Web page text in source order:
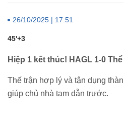
26/10/2025 | 17:51
45'+3
Hiệp 1 kết thúc! HAGL 1-0
Thế trận hợp lý và tận dụng
giúp chủ nhà tạm dẫn trước.